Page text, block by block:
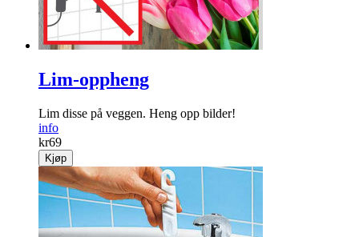
Lim-oppheng
Lim disse på veggen. Heng opp bilder!
info
kr69
Kjøp